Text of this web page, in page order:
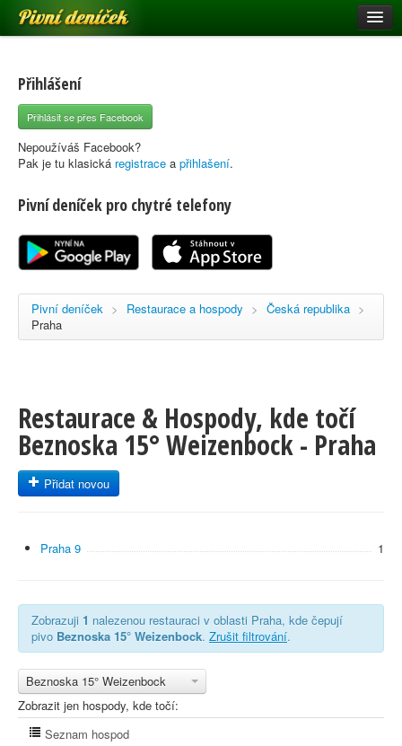
Pivní deníček
Pivní mapa
Pivní značky
Nápověda
Registrace
Přihlášení
Přihlásit se přes Facebook
Nepoužíváš Facebook?
Pak je tu klasická registrace a přihlašení.
Pivní deníček pro chytré telefony
Pivní deníček > Restaurace a hospody > Česká republika >
Praha
Restaurace & Hospody, kde točí
Beznoska 15° Weizenbock - Praha
Přidat novou
Praha 9 1
Zobrazuji 1 nalezenou restauraci v oblasti Praha, kde čepují
pivo Beznoska 15° Weizenbock. Zrušit filtrování.
Beznoska 15° Weizenbock
Zobrazit jen hospody, kde točí:
Seznam hospod